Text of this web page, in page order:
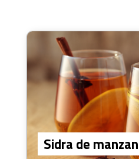
Sidra de